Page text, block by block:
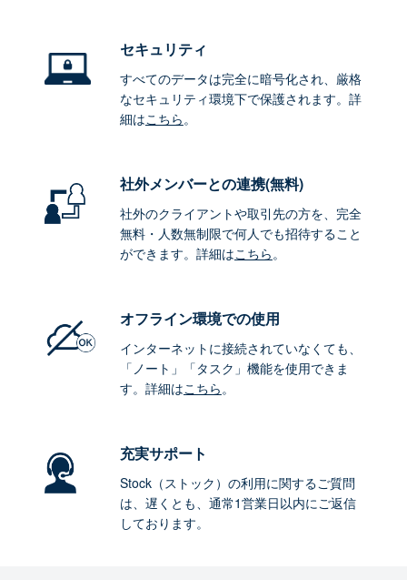
セキュリティ
すべてのデータは完全に暗号化され、厳格
なセキュリティ環境下で保護されます。詳
細はこちら。
社外メンバーとの連携(無料)
社外のクライアントや取引先の方を、完全
無料・人数無制限で何人でも招待すること
ができます。詳細はこちら。
オフライン環境での使用
インターネットに接続されていなくても、
「ノート」「タスク」機能を使用できま
す。詳細はこちら。
充実サポート
Stock（ストック）の利用に関するご質問
は、遅くとも、通常1営業日以内にご返信
しております。